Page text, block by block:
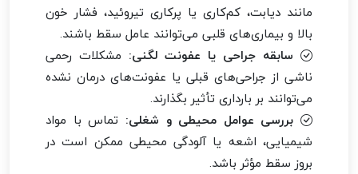
مانند دیابت، کم‌کاری یا پرکاری تیروئید، فشار خون
بالا و بیماری‌های قلبی می‌توانند عامل سقط باشند.
سابقه جراحی یا عفونت لگنی: مشکلات رحمی
ناشی از جراحی‌های قبلی یا عفونت‌های درمان نشده
می‌توانند بر بارداری تأثیر بگذارند.
بررسی عوامل محیطی و شغلی: تماس با مواد
شیمیایی، اشعه یا آلودگی محیطی ممکن است در
بروز سقط مؤثر باشد.